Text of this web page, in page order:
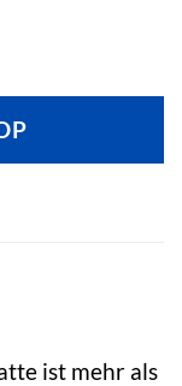
ist mehr als